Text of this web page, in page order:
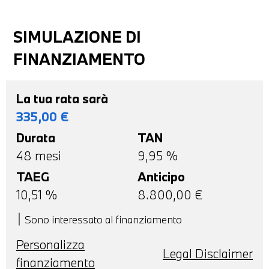
SIMULAZIONE DI
FINANZIAMENTO
La tua rata sarà
335,00 €
Durata
48 mesi
TAN
9,95 %
TAEG
10,51 %
Anticipo
8.800,00 €
Sono interessato al finanziamento
Personalizza
finanziamento
Legal Disclaimer